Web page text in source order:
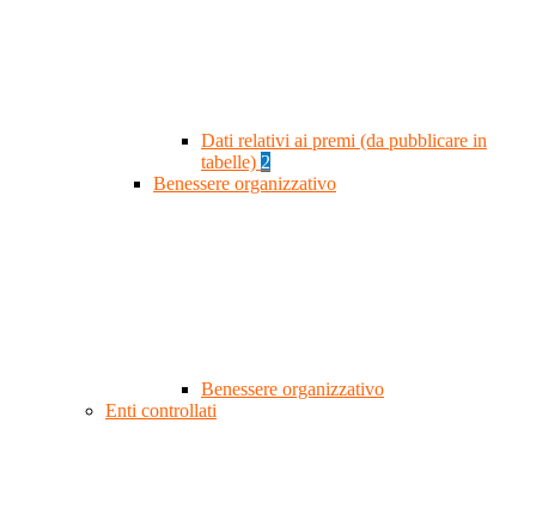
Dati relativi ai premi (da pubblicare in
tabelle) 2
Benessere organizzativo
Benessere organizzativo
Enti controllati